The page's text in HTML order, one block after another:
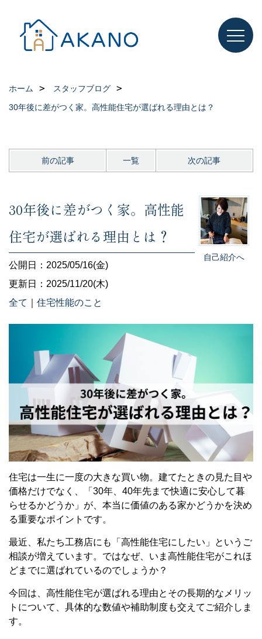
ホーム
スタッフブログ
30年後に差がつく家。高性能住宅が選ばれる理由とは？
前の記事 一覧 次の記事
自己紹介へ
30年後に差がつく家。高性能
住宅が選ばれる理由とは？
公開日：2025/05/16(金)
更新日：2025/11/20(木)
全て
住宅性能のこと
住宅は一生に一度の大きな買い物。建てたときの見た目や
価格だけでなく、「30年、40年先まで快適に安心して暮
らせるかどうか」が、本当に価値のある家かどうかを決め
る重要なポイントです。
最近、私たち工務店にも「高性能住宅にしたい」というご
相談が増えています。ではなぜ、いま高性能住宅がこれほ
どまでに選ばれているのでしょうか？
今回は、高性能住宅が選ばれる理由とその長期的なメリッ
トについて、具体的な数値や補助制度も交えてご紹介しま
す。